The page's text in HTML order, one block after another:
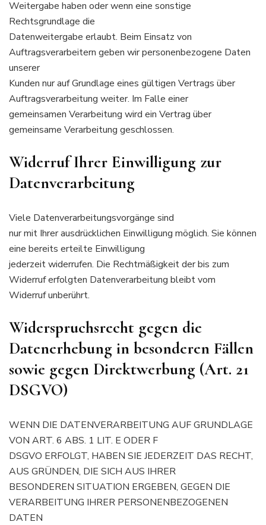
Weitergabe haben oder wenn eine sonstige
Rechtsgrundlage die
Datenweitergabe erlaubt. Beim Einsatz von
Auftragsverarbeitern geben wir personenbezogene Daten
unserer
Kunden nur auf Grundlage eines gültigen Vertrags über
Auftragsverarbeitung weiter. Im Falle einer
gemeinsamen Verarbeitung wird ein Vertrag über
gemeinsame Verarbeitung geschlossen.
Widerruf Ihrer Einwilligung zur
Datenverarbeitung
Viele Datenverarbeitungsvorgänge sind
nur mit Ihrer ausdrücklichen Einwilligung möglich. Sie können
eine bereits erteilte Einwilligung
jederzeit widerrufen. Die Rechtmäßigkeit der bis zum
Widerruf erfolgten Datenverarbeitung bleibt vom
Widerruf unberührt.
Widerspruchsrecht gegen die
Datenerhebung in besonderen Fällen
sowie gegen Direktwerbung (Art. 21
DSGVO)
WENN DIE DATENVERARBEITUNG AUF GRUNDLAGE
VON ART. 6 ABS. 1 LIT. E ODER F
DSGVO ERFOLGT, HABEN SIE JEDERZEIT DAS RECHT,
AUS GRÜNDEN, DIE SICH AUS IHRER
BESONDEREN SITUATION ERGEBEN, GEGEN DIE
VERARBEITUNG IHRER PERSONENBEZOGENEN
DATEN